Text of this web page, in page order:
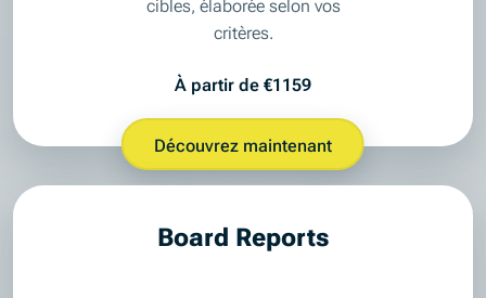
critères.
À partir de €1159
Découvrez maintenant
Board Reports